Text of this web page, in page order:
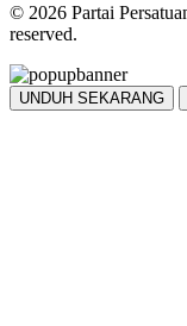
© 2026 Partai
reserved.
UNDUH SEKARANG